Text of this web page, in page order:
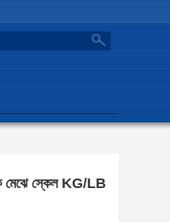
search
মেঝে স্কেল KG/LB